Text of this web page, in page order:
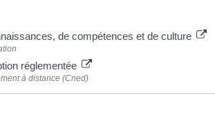
de compétences et de culture
réglementée
à distance (Cned)